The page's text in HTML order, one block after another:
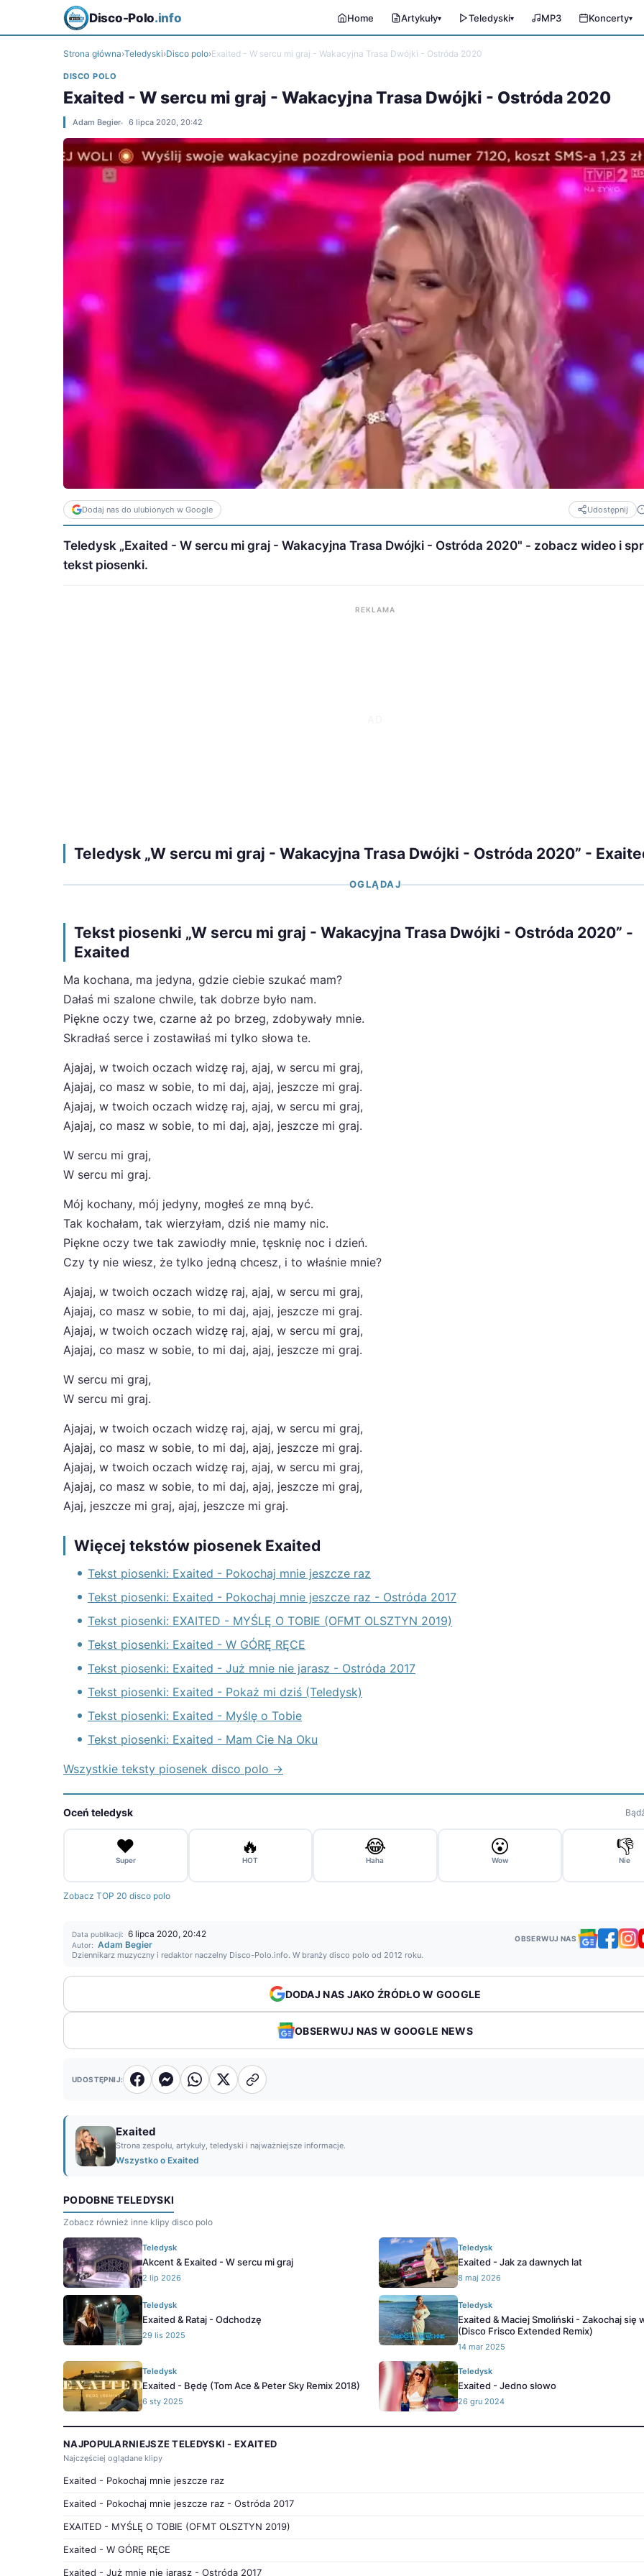
Disco-Polo.info Home Artykuły▾ Teledyski▾ MP3 Koncerty▾
Strona główna›Teledyski›Disco polo›Exaited - W sercu mi graj - Wakacyjna Trasa Dwójki - Ostróda 2020
DISCO POLO
Exaited - W sercu mi graj - Wakacyjna Trasa Dwójki - Ostróda 2020
Adam Begier 6 lipca 2020, 20:42
Dodaj nas do ulubionych w Google Udostępnij
Teledysk „Exaited - W sercu mi graj - Wakacyjna Trasa Dwójki - Ostróda 2020" - zobacz wideo i
tekst piosenki.
REKLAMA
Teledysk „W sercu mi graj - Wakacyjna Trasa Dwójki - Ostróda 2020” -
OGLĄDAJ
Tekst piosenki „W sercu mi graj - Wakacyjna Trasa Dwójki - Ostróda 2020” -
Exaited
Ma kochana, ma jedyna, gdzie ciebie szukać mam?
Dałaś mi szalone chwile, tak dobrze było nam.
Piękne oczy twe, czarne aż po brzeg, zdobywały mnie.
Skradłaś serce i zostawiłaś mi tylko słowa te.
Ajajaj, w twoich oczach widzę raj, ajaj, w sercu mi graj,
Ajajaj, co masz w sobie, to mi daj, ajaj, jeszcze mi graj.
Ajajaj, w twoich oczach widzę raj, ajaj, w sercu mi graj,
Ajajaj, co masz w sobie, to mi daj, ajaj, jeszcze mi graj.
W sercu mi graj,
W sercu mi graj.
Mój kochany, mój jedyny, mogłeś ze mną być.
Tak kochałam, tak wierzyłam, dziś nie mamy nic.
Piękne oczy twe tak zawiodły mnie, tęsknię noc i dzień.
Czy ty nie wiesz, że tylko jedną chcesz, i to właśnie mnie?
Ajajaj, w twoich oczach widzę raj, ajaj, w sercu mi graj,
Ajajaj, co masz w sobie, to mi daj, ajaj, jeszcze mi graj.
Ajajaj, w twoich oczach widzę raj, ajaj, w sercu mi graj,
Ajajaj, co masz w sobie, to mi daj, ajaj, jeszcze mi graj.
W sercu mi graj,
W sercu mi graj.
Ajajaj, w twoich oczach widzę raj, ajaj, w sercu mi graj,
Ajajaj, co masz w sobie, to mi daj, ajaj, jeszcze mi graj.
Ajajaj, w twoich oczach widzę raj, ajaj, w sercu mi graj,
Ajajaj, co masz w sobie, to mi daj, ajaj, jeszcze mi graj,
Ajaj, jeszcze mi graj, ajaj, jeszcze mi graj.
Więcej tekstów piosenek Exaited
Tekst piosenki: Exaited - Pokochaj mnie jeszcze raz
Tekst piosenki: Exaited - Pokochaj mnie jeszcze raz - Ostróda 2017
Tekst piosenki: EXAITED - MYŚLĘ O TOBIE (OFMT OLSZTYN 2019)
Tekst piosenki: Exaited - W GÓRĘ RĘCE
Tekst piosenki: Exaited - Już mnie nie jarasz - Ostróda 2017
Tekst piosenki: Exaited - Pokaż mi dziś (Teledysk)
Tekst piosenki: Exaited - Myślę o Tobie
Tekst piosenki: Exaited - Mam Cie Na Oku
Wszystkie teksty piosenek disco polo →
Oceń teledysk
❤️
Super
🔥
HOT
😂
Haha
😮
Wow
👎
Nie
Zobacz TOP 20 disco polo
Data publikacji: 6 lipca 2020, 20:42
Autor: Adam Begier
Dziennikarz muzyczny i redaktor naczelny Disco-Polo.info. W branży disco polo od 2012 roku.
OBSERWUJ NAS
DODAJ NAS JAKO ŹRÓDŁO W GOOGLE
OBSERWUJ NAS W GOOGLE NEWS
UDOSTĘPNIJ:
Exaited
Strona zespołu, artykuły, teledyski i najważniejsze informacje.
Wszystko o Exaited
PODOBNE TELEDYSKI
Zobacz również inne klipy disco polo
Teledysk
Akcent & Exaited - W sercu mi graj
2 lip 2026
Teledysk
Exaited - Jak za dawnych lat
8 maj 2026
Teledysk
Exaited & Rataj - Odchodzę
29 lis 2025
Teledysk
Exaited & Maciej Smoliński - Zakochaj się
(Disco Frisco Extended Remix)
14 mar 2025
Teledysk
Exaited - Będę (Tom Ace & Peter Sky Remix 2018)
6 sty 2025
Teledysk
Exaited - Jedno słowo
26 gru 2024
NAJPOPULARNIEJSZE TELEDYSKI - EXAITED
Najczęściej oglądane klipy
Exaited - Pokochaj mnie jeszcze raz
Exaited - Pokochaj mnie jeszcze raz - Ostróda 2017
EXAITED - MYŚLĘ O TOBIE (OFMT OLSZTYN 2019)
Exaited - W GÓRĘ RĘCE
Exaited - Już mnie nie jarasz - Ostróda 2017